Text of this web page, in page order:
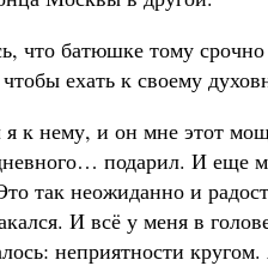
что батюшке тому
ехать к своему
я к нему, и он мне этот
подарил. И еще
так неожиданно и
И всё у меня в
неприятности